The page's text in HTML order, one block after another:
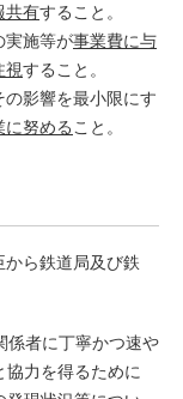
共有すること。
実施等が事業費に与
視すること。
の影響を最小限にす
に努める こと。
ら鉄道局及び鉄
係者に丁寧かつ速や
力を得るために